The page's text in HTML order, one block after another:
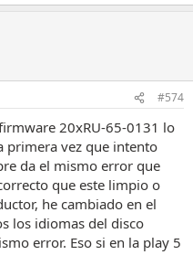
#574
20xRU-65-0131 lo
primera vez que intento
da el mismo error que
que este limpio o
he cambiado en el
los idiomas del disco
error. Eso si en la play 5